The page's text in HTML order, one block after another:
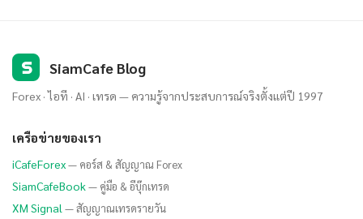
S SiamCafe Blog
Forex · ไอที · AI · เทรด — ความรู้จากประสบการณ์จริงตั้งแต่ปี 1997
เครือข่ายของเรา
iCafeForex— คอร์ส & สัญญาณ Forex
SiamCafeBook— คู่มือ & อีบุ๊กเทรด
XM Signal — สัญญาณเทรดรายวัน